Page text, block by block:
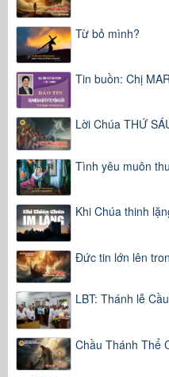
Từ bỏ mình?
Tin buồn: Chị
Lời Chúa THỨ
Tình yêu muôn
Khi Chúa thinh
Đức tin lớn lên
LBT: Thánh lễ
Chầu Thánh Thể